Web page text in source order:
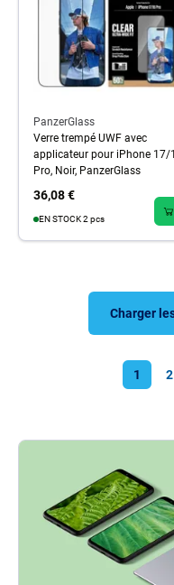
PanzerGlass
Verre trempé UWF avec
applicateur pour iPhone 17/
Pro, Noir, PanzerGlass
36,08 €
EN STOCK 2 pcs
Charger
1 2